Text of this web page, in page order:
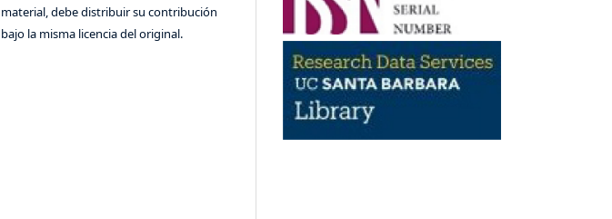
material, debe distribuir su contribución
bajo la misma licencia del original.